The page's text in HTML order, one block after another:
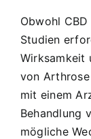
Obwohl
Studien
Wirksamkeit
von
mit einem
Behandlung
mögliche